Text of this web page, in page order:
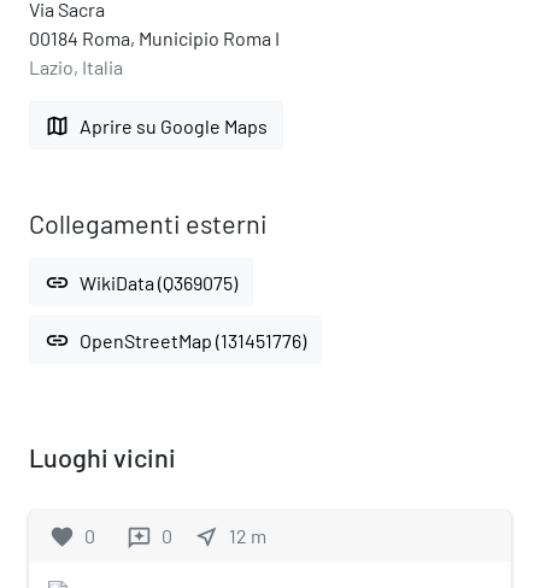
Via Sacra
00184 Roma, Municipio Roma I
Lazio, Italia
map Aprire su Google Maps
Collegamenti esterni
link WikiData (Q369075)
link OpenStreetMap (131451776)
Luoghi vicini
favorite 0 reviews 0 near_me 12 m